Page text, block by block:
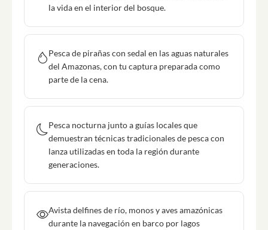
la vida en el interior del bosque.
Pesca de pirañas con sedal en las aguas naturales
del Amazonas, con tu captura preparada como
parte de la cena.
Pesca nocturna junto a guías locales que
demuestran técnicas tradicionales de pesca con
lanza utilizadas en toda la región durante
generaciones.
Avista delfines de río, monos y aves amazónicas
durante la navegación en barco por lagos